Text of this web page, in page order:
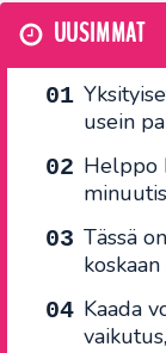
UUSIMMAT
usein
Helppo
Tässä
Kaada